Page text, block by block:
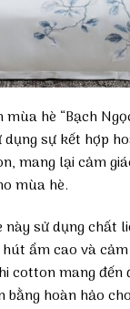
mùa hè “Bạch
sự kết hợp
mang lại cảm
mùa hè.
này sử dụng chất
ẩm cao và
cotton mang đến
bằng hoàn hảo